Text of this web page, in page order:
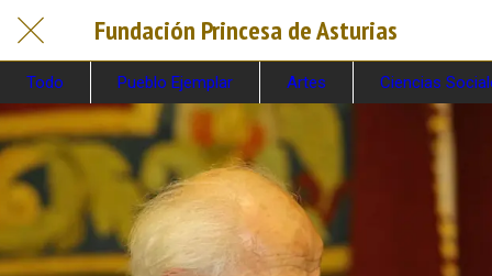
Fundación Princesa de Asturias
Todo Pueblo Ejemplar Artes Ciencias